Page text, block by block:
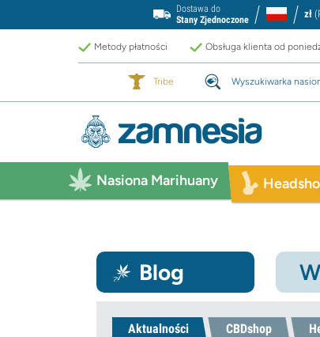
Dostawa do
Stany Zjednoczone
zł
Metody płatności Obsługa klienta od
Tribe Wyszukiwarka
Nasiona Marihuany
Blog
Aktualności CBDshop